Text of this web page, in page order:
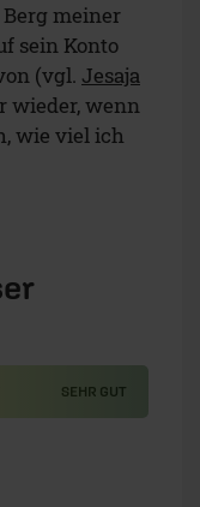
meiner
sein Konto
(vgl. Jesaja
wieder, wenn
wie viel ich
SEHR GUT